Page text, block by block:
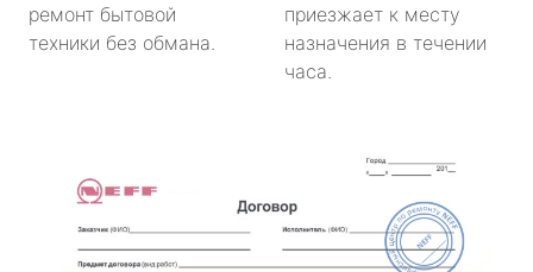
ремонт бытовой
техники без обмана.
приезжает к месту
назначения в течении
часа.